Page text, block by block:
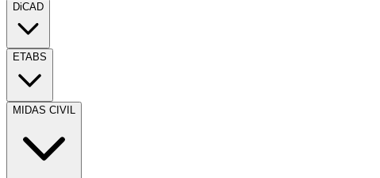
DiCAD
ETABS
MIDAS CIVIL